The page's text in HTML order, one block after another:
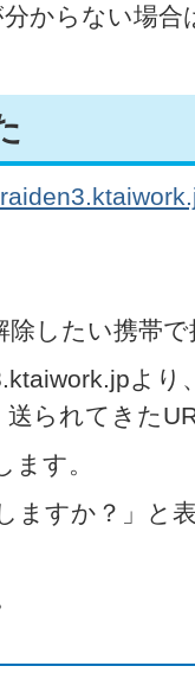
からない場合
除したい携帯
より
られてきた
ます。
ますか？」と